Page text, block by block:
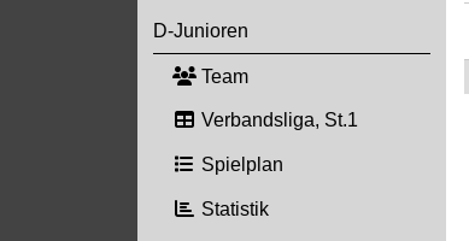
D-Junioren
Team
Verbandsliga, St.1
Spielplan
Statistik